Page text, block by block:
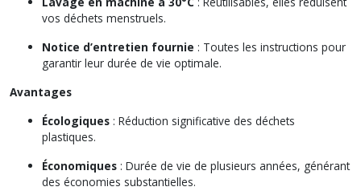
vos déchets menstruels.
Notice d’entretien fournie : Toutes les instructions pour
garantir leur durée de vie optimale.
Avantages
Écologiques : Réduction significative des déchets
plastiques.
Économiques : Durée de vie de plusieurs années, générant
des économies substantielles.